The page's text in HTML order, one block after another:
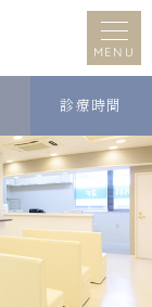
MENU
診療時間